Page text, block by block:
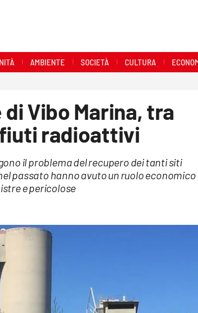
AMBIENTE SOCIETÀ CULTURA
Vibo Marina, tra
radioattivi
il problema del recupero dei tanti siti
passato hanno avuto un ruolo economico
e pericolose